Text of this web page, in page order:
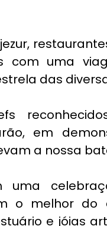
com uma
das
em
a nossa
uma
o melhor do
e jóias